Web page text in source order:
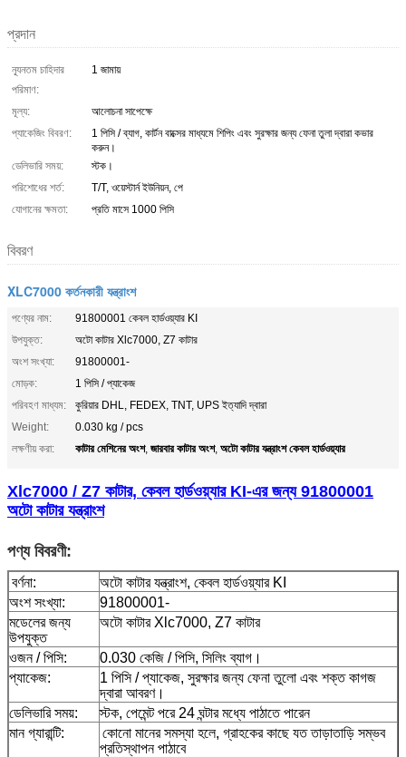
প্রদান
ন্যূনতম চাহিদার
পরিমাণ:
1 জামায়
মূল্য:
আলোচনা সাপেক্ষে
প্যাকেজিং বিবরণ:
1 পিসি / ব্যাগ, কার্টন বাক্সের মাধ্যমে শিপিং এবং সুরক্ষার জন্য ফেনা তুলা দ্বারা কভার
করুন।
ডেলিভারি সময়:
স্টক।
পরিশোধের শর্ত:
T/T, ওয়েস্টার্ন ইউনিয়ন, পে
যোগানের ক্ষমতা:
প্রতি মাসে 1000 পিসি
বিবরণ
XLC7000 কর্তনকারী যন্ত্রাংশ
পণ্যের নাম:
91800001 কেবল হার্ডওয়্যার KI
উপযুক্ত:
অটো কাটার Xlc7000, Z7 কাটার
অংশ সংখ্যা:
91800001-
মোড়ক:
1 পিসি / প্যাকেজ
পরিবহণ মাধ্যম:
কুরিয়ার DHL, FEDEX, TNT, UPS ইত্যাদি দ্বারা
Weight:
0.030 kg / pcs
লক্ষণীয় করা:
কাটার মেশিনের অংশ, জারবার কাটার অংশ, অটো কাটার যন্ত্রাংশ কেবল হার্ডওয়্যার
Xlc7000 / Z7 কাটার, কেবল হার্ডওয়্যার KI-এর জন্য 91800001
অটো কাটার যন্ত্রাংশ
পণ্য বিবরণী:
বর্ণনা:
অটো কাটার যন্ত্রাংশ, কেবল হার্ডওয়্যার KI
অংশ সংখ্যা:
91800001-
মডেলের জন্য
উপযুক্ত
অটো কাটার Xlc7000, Z7 কাটার
ওজন / পিসি:
0.030 কেজি / পিসি, সিলিং ব্যাগ।
প্যাকেজ:
1 পিসি / প্যাকেজ, সুরক্ষার জন্য ফেনা তুলো এবং শক্ত কাগজ
দ্বারা আবরণ।
ডেলিভারি সময়:
স্টক, পেমেন্ট পরে 24 ঘন্টার মধ্যে পাঠাতে পারেন
মান গ্যারান্টি:
কোনো মানের সমস্যা হলে, গ্রাহকের কাছে যত তাড়াতাড়ি সম্ভব
প্রতিস্থাপন পাঠাবে